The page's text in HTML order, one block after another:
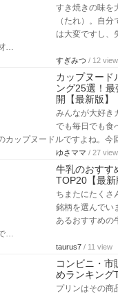
すき焼きの味を
（たれ）。自
は大変ですし、
…
すぎみつ / 12 view
カップヌード
ング25選！
開【最新版】
みんなが大好き
でも毎日でも食
カップヌードルですよね。今
ゆさママ / 27 view
牛乳のおすす
TOP20【最新
ちまたにたくさ
銘柄を選んでい
あるおすすめの
…
taurus7 / 11 view
コンビニ・市
めランキング
プリンはその商